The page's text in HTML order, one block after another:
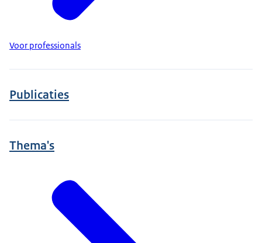
Voor professionals
Publicaties
Thema's